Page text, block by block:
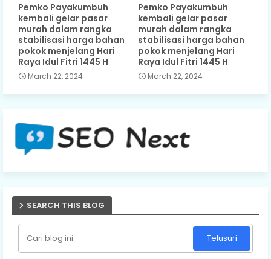
Pemko Payakumbuh
kembali gelar pasar
murah dalam rangka
stabilisasi harga bahan
pokok menjelang Hari
Raya Idul Fitri 1445 H
March 22, 2024
Pemko Payakumbuh
kembali gelar pasar
murah dalam rangka
stabilisasi harga bahan
pokok menjelang Hari
Raya Idul Fitri 1445 H
March 22, 2024
SEARCH THIS BLOG